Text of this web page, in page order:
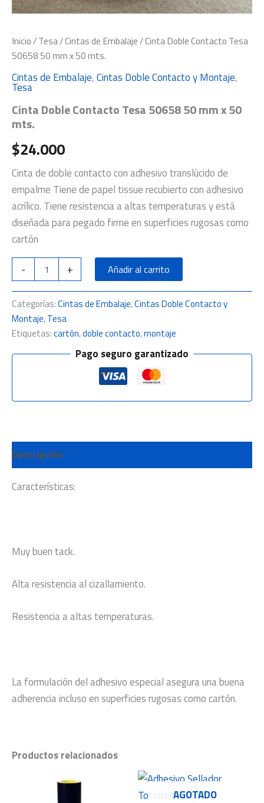
Inicio/Tesa/Cintas de Embalaje/ Cinta Doble Contacto Tesa
50658 50 mm x 50 mts.
Cintas de Embalaje,Cintas Doble Contacto y Montaje,
Tesa
Cinta Doble Contacto Tesa 50658 50 mm x 50
mts.
$24.000
Cinta de doble contacto con adhesivo translúcido de
empalme Tiene de papel tissue recubierto con adhesivo
acrílico. Tiene resistencia a altas temperaturas y está
diseñada para pegado firme en superficies rugosas como
cartón
-
+ Añadir al carrito
Categorías:Cintas de Embalaje,Cintas Doble Contacto y
Montaje,Tesa
Etiquetas:cartón,doble contacto,montaje
Pago seguro garantizado
Descripción
Características:
Muy buen tack.
Alta resistencia al cizallamiento.
Resistencia a altas temperaturas.
La formulación del adhesivo especial asegura una buena
adherencia incluso en superficies rugosas como cartón.
Productos relacionados
AGOTADO